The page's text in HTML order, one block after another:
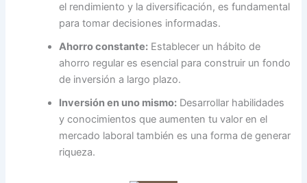
el rendimiento y la diversificación, es fundamental
para tomar decisiones informadas.
Ahorro constante: Establecer un hábito de
ahorro regular es esencial para construir un fondo
de inversión a largo plazo.
Inversión en uno mismo: Desarrollar habilidades
y conocimientos que aumenten tu valor en el
mercado laboral también es una forma de generar
riqueza.